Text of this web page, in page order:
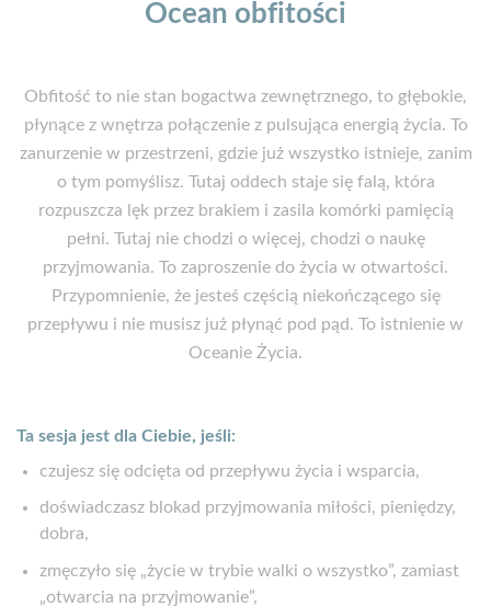
Ocean obfitości
Obfitość to nie stan bogactwa zewnętrznego, to głębokie,
płynące z wnętrza połączenie z pulsująca energią życia. To
zanurzenie w przestrzeni, gdzie już wszystko istnieje, zanim
o tym pomyślisz. Tutaj oddech staje się falą, która
rozpuszcza lęk przez brakiem i zasila komórki pamięcią
pełni. Tutaj nie chodzi o więcej, chodzi o naukę
przyjmowania. To zaproszenie do życia w otwartości.
Przypomnienie, że jesteś częścią niekończącego się
przepływu i nie musisz już płynąć pod pąd. To istnienie w
Oceanie Życia.
Ta sesja jest dla Ciebie, jeśli:
czujesz się odcięta od przepływu życia i wsparcia,
doświadczasz blokad przyjmowania miłości, pieniędzy,
dobra,
zmęczyło się „życie w trybie walki o wszystko”, zamiast
„otwarcia na przyjmowanie”,